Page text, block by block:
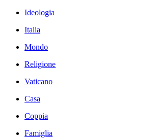
Ideologia
Italia
Mondo
Religione
Vaticano
Casa
Coppia
Famiglia